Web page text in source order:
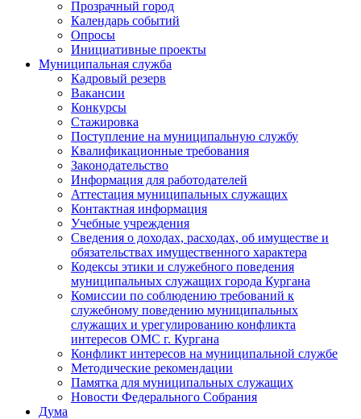
Прозрачный город
Календарь событий
Опросы
Инициативные проекты
Муниципальная служба
Кадровый резерв
Вакансии
Конкурсы
Стажировка
Поступление на муниципальную службу
Квалификационные требования
Законодательство
Информация для работодателей
Аттестация муниципальных служащих
Контактная информация
Учебные учреждения
Сведения о доходах, расходах, об имуществе и
обязательствах имущественного характера
Кодексы этики и служебного поведения
муниципальных служащих города Кургана
Комиссии по соблюдению требований к
служебному поведению муниципальных
служащих и урегулированию конфликта
интересов ОМС г. Кургана
Конфликт интересов на муниципальной службе
Методические рекомендации
Памятка для муниципальных служащих
Новости Федерального Cобрания
Дума